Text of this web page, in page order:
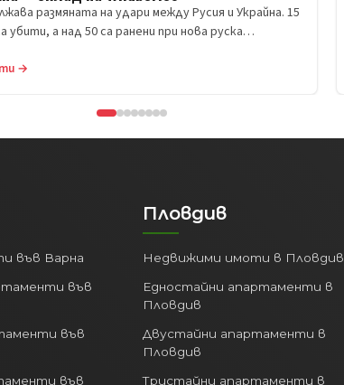
размяната на удари между Русия и Украйна. 15
убити, а над 50 са ранени при нова руска…
→
във Варна
във
във
във
Пловдив
Недвижими имоти в Пловдив
Едностайни апартаменти в
Пловдив
Двустайни апартаменти в
Пловдив
Тристайни апартаменти в